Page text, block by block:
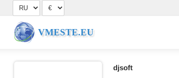
VMESTE.EU
djsoft